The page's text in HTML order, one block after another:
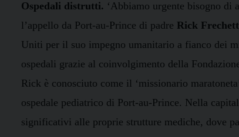
Ospedali distrutti. ‘Abbiamo urgente bisogno di
l’appello da Port-au-Prince di padre Rick
Uniti per il suo impegno umanitario a fianco dei
ospedali grazie al coinvolgimento della
Rick è conosciuto come il ‘missionario
ospedale pediatrico di Port-au-Prince. Nella
significativi alle proprie strutture mediche, dove